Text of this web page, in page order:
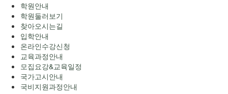
학원안내
학원둘러보기
찾아오시는길
입학안내
온라인수강신청
교육과정안내
모집요강&교육일정
국가고시안내
국비지원과정안내